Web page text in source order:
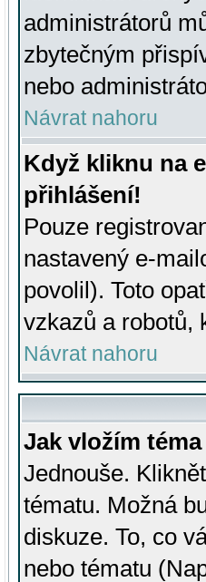
administrátorů
zbytečným
nebo
Návrat nahoru
Když kliknu na
přihlášení!
Pouze
nastavený e-
povolil). Toto
vzkazů a robotů,
Návrat nahoru
Jak vložím
Jednouše.
tématu. Možná
diskuze. To, co
nebo tématu